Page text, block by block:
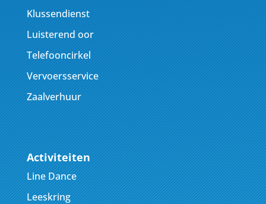
Klussendienst
Luisterend oor
Telefooncirkel
Vervoersservice
Zaalverhuur
Activiteiten
Line Dance
Leeskring